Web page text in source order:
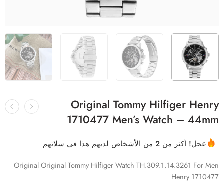
Original Tommy Hilfiger Henry
1710477 Men’s Watch – 44mm
عجل! أكثر من 2 من الأشخاص لديهم هذا في سلاتهم
Original Original Tommy Hilfiger Watch TH.309.1.14.3261 For Men
Henry 1710477